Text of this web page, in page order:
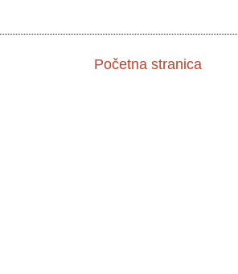
Početna stranica